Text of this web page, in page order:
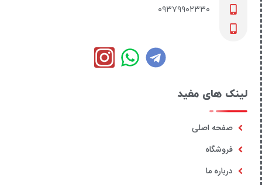
۰۹۳۷۹۹۰۲۳۳۰
لینک های مفید
صفحه اصلی
فروشگاه
درباره ما